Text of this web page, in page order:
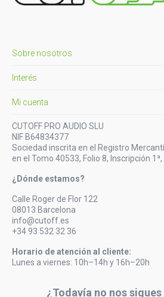
Sobre nosotros
Interés
Mi cuenta
CUTOFF PRO AUDIO SLU
NIF B64834377
Sociedad inscrita en el Registro
en el Tomo 40533, Folio 8, Inscripción 1ª,
¿Dónde estamos?
Calle Roger de Flor 122
08013 Barcelona
info@cutoff.es
+34 93 532 32 36
Horario de atención al cliente:
Lunes a viernes: 10h–14h y 16h–20h
¿Todavía no nos